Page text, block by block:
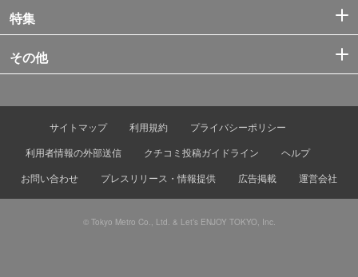
特集
その他
サイトマップ 利用規約
プライバシーポリシー
利用者情報の外部送信
クチコミ投稿ガイドライン
ヘルプ
お問い合わせ
プレスリリース・情報提供 広告掲載 運営会社
© Tokyo Metro Co., Ltd. & Let’s ENJOY TOKYO, Inc.